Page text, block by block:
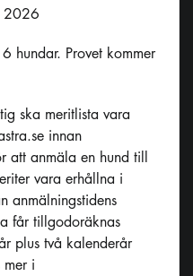
2026
hundar. Provet kommer
ska meritlista vara
innan
att anmäla en hund till
vara erhållna i
anmälningstidens
får tillgodoräknas
plus två kalenderår
mer i